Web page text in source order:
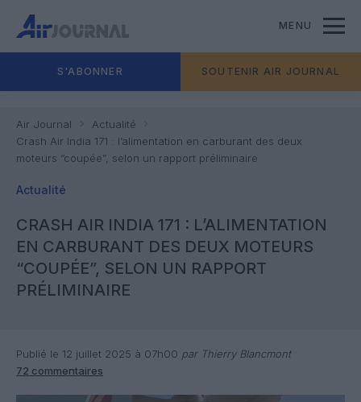
MENU
S'ABONNER SOUTENIR AIR JOURNAL
Air Journal
Actualité
Crash Air India 171 : l’alimentation en carburant des deux
moteurs “coupée”, selon un rapport préliminaire
Actualité
CRASH AIR INDIA 171 : L’ALIMENTATION
EN CARBURANT DES DEUX MOTEURS
“COUPÉE”, SELON UN RAPPORT
PRÉLIMINAIRE
Publié le 12 juillet 2025 à 07h00 par Thierry Blancmont
72 commentaires